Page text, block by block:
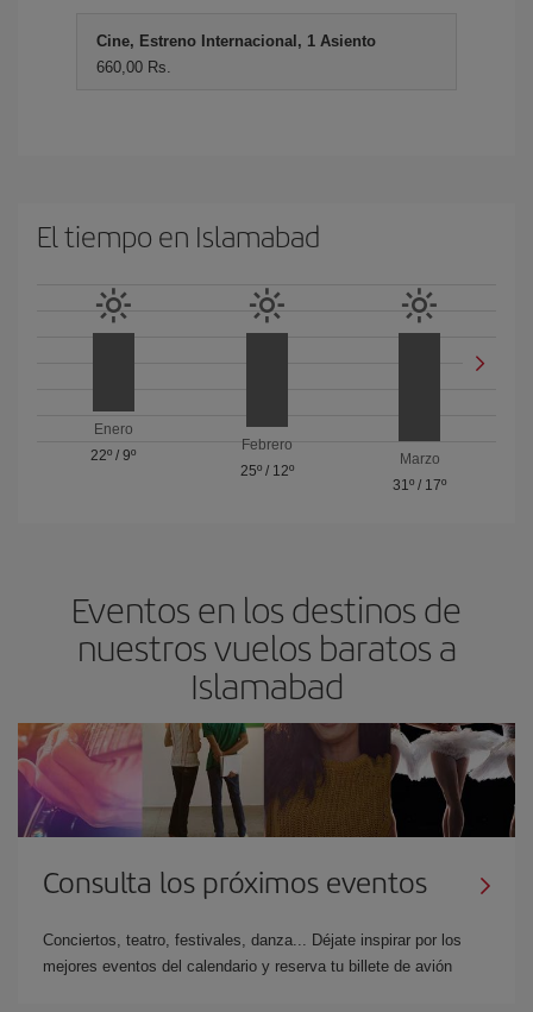
Cine, Estreno Internacional, 1 Asiento
660,00 Rs.
El tiempo en Islamabad
Enero
22º /9º
Febrero
25º/ 12º
Marzo
31º / 17º
Eventos en los destinos de
nuestros vuelos baratos a
Islamabad
Consulta los próximos eventos
Conciertos, teatro, festivales, danza... Déjate inspirar por los
mejores eventos del calendario y reserva tu billete de avión